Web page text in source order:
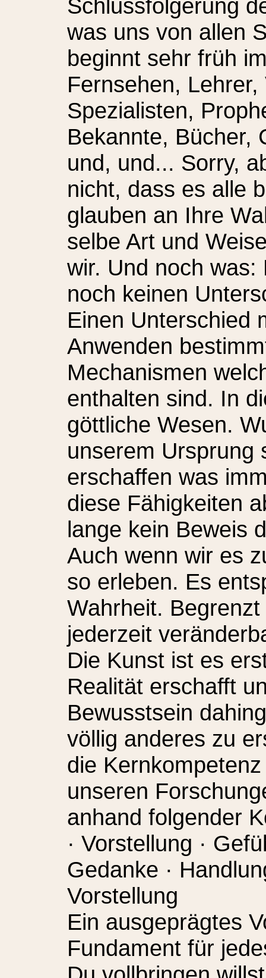
Schlussfolgerung
was uns von allen
beginnt sehr früh
Fernsehen,
Spezialisten,
Bekannte, Bücher,
und, und... Sorry,
nicht, dass es alle
glauben an Ihre
selbe Art und
wir. Und noch
noch keinen
Einen Unterschied
Anwenden
Mechanismen
enthalten sind. In
göttliche Wesen.
unserem Ursprung
erschaffen was
diese Fähigkeiten
lange kein Beweis
Auch wenn wir es
so erleben. Es
Wahrheit.
jederzeit
Die Kunst ist es
Realität erschafft
Bewusstsein
völlig anderes zu
die
unseren
anhand folgender
· Vorstellung ·
Gedanke ·
Vorstellung
Ein ausgeprägtes
Fundament für